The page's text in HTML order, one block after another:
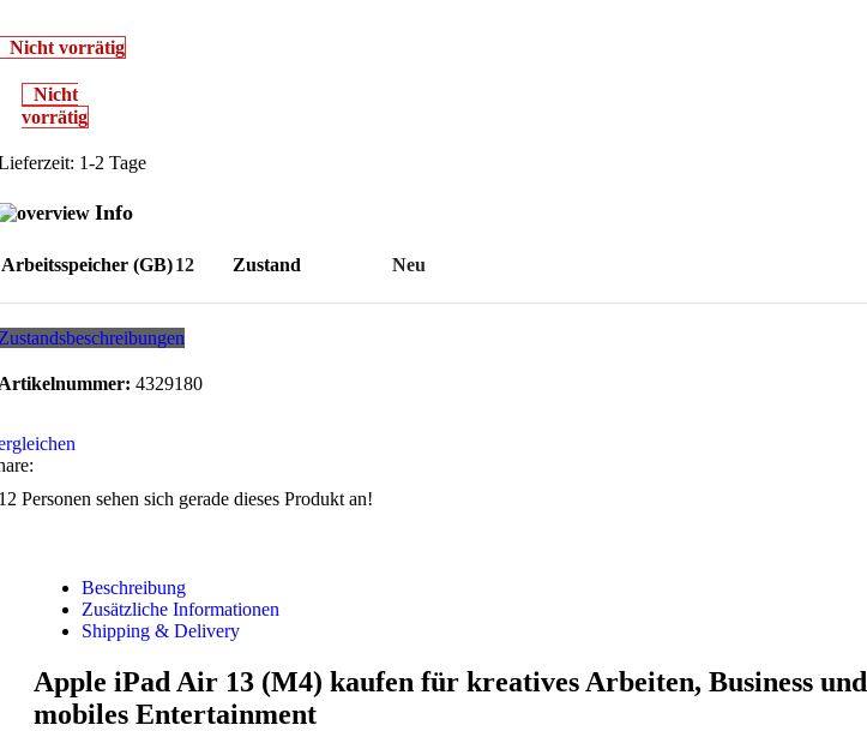
Nicht vorrätig
Nicht
vorrätig
1-2 Tage
Info
Arbeitsspeicher (GB)12 Zustand Neu
4329180
Personen sehen sich gerade dieses Produkt an!
Beschreibung
Zusätzliche Informationen
Shipping & Delivery
Apple iPad Air 13 (M4) kaufen für kreatives Arbeiten, Business und
mobiles Entertainment